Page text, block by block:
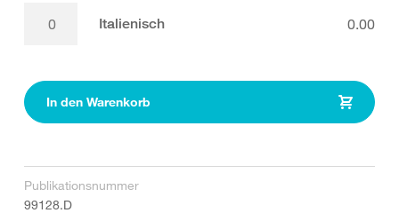
Italienisch 0.00
In den Warenkorb
Publikationsnummer
99128.D